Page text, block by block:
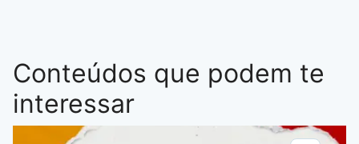
Conteúdos que podem te
interessar